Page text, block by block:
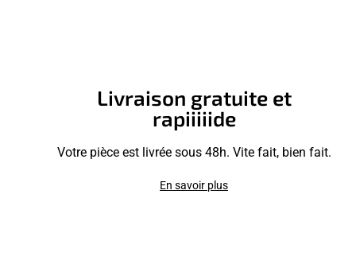
Livraison gratuite et
rapiiiiide
Votre pièce est livrée sous 48h. Vite fait, bien fait.
En savoir plus